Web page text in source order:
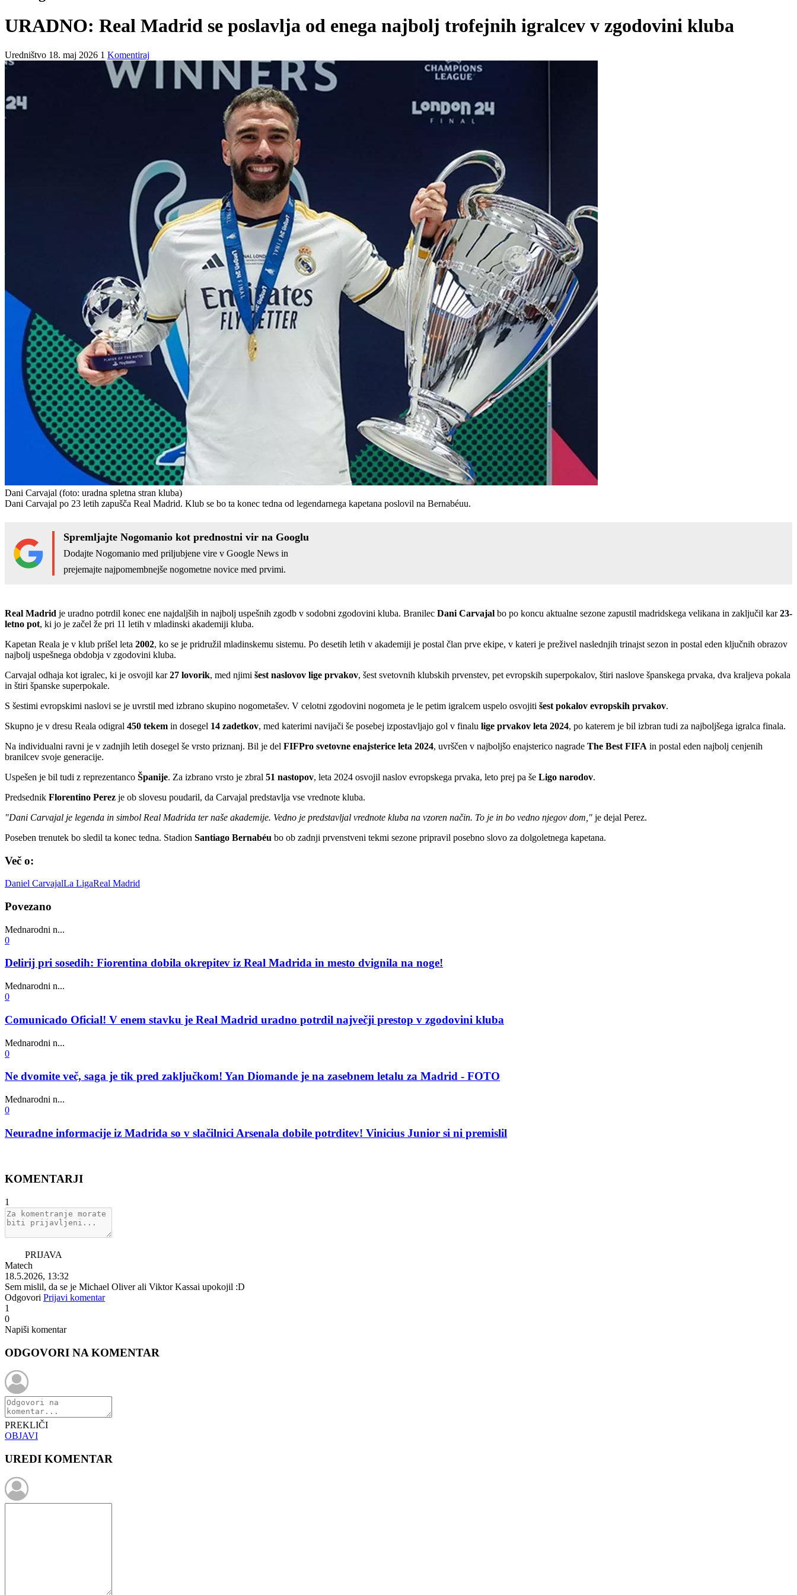
URADNO: Real Madrid se poslavlja od enega najbolj trofejnih igralcev v zgodovini kluba
Uredništvo 18. maj 2026 1 Komentiraj
Dani Carvajal (foto: uradna spletna stran kluba)
Dani Carvajal po 23 letih zapušča Real Madrid. Klub se bo ta konec tedna od legendarnega kapetana poslovil na Bernabéuu.
Spremljajte Nogomanio kot prednostni vir na Googlu
Dodajte Nogomanio med priljubjene vire v Google News in
prejemajte najpomembnejše nogometne novice med prvimi.
Real Madrid je uradno potrdil konec ene najdaljših in najbolj uspešnih zgodb v sodobni zgodovini kluba. Branilec Dani Carvajal bo po koncu aktualne sezone zapustil madridskega velikana in zaključil kar23-
letno pot, ki jo je začel že pri 11 letih v mladinski akademiji kluba.
Kapetan Reala je v klub prišel leta 2002, ko se je pridružil mladinskemu sistemu. Po desetih letih v akademiji je postal član prve ekipe, v kateri je preživel naslednjih trinajst sezon in postal eden ključnih obrazov
najbolj uspešnega obdobja v zgodovini kluba.
Carvajal odhaja kot igralec, ki je osvojil kar27 lovorik, med njimi šest naslovov lige prvakov, šest svetovnih klubskih prvenstev, pet evropskih superpokalov, štiri naslove španskega prvaka, dva kraljeva pokala
in štiri španske superpokale.
S šestimi evropskimi naslovi se je uvrstil med izbrano skupino nogometašev. V celotni zgodovini nogometa je le petim igralcem uspelo osvojiti šest pokalov evropskih prvakov.
Skupno je v dresu Reala odigral 450 tekem in dosegel 14 zadetkov, med katerimi navijači še posebej izpostavljajo gol v finalu lige prvakov leta 2024, po katerem je bil izbran tudi za najboljšega igralca finala.
Na individualni ravni je v zadnjih letih dosegel še vrsto priznanj. Bil je del FIFPro svetovne enajsterice leta 2024, uvrščen v najboljšo enajsterico nagrade The Best FIFA in postal eden najbolj cenjenih
branilcev svoje generacije.
Uspešen je bil tudi z reprezentanco Španije. Za izbrano vrsto je zbral 51 nastopov, leta 2024 osvojil naslov evropskega prvaka, leto prej pa še Ligo narodov.
Predsednik Florentino Perez je ob slovesu poudaril, da Carvajal predstavlja vse vrednote kluba.
"Dani Carvajal je legenda in simbol Real Madrida ter naše akademije. Vedno je predstavljal vrednote kluba na vzoren način. To je in bo vedno njegov dom," je dejal Perez.
Poseben trenutek bo sledil ta konec tedna. Stadion Santiago Bernabéu bo ob zadnji prvenstveni tekmi sezone pripravil posebno slovo za dolgoletnega kapetana.
Več o:
Daniel CarvajalLa LigaReal Madrid
Povezano
Mednarodni n...
0
Delirij pri sosedih: Fiorentina dobila okrepitev iz Real Madrida in mesto dvignila na noge!
Mednarodni n...
0
Comunicado Oficial! V enem stavku je Real Madrid uradno potrdil največji prestop v zgodovini kluba
Mednarodni n...
0
Ne dvomite več, saga je tik pred zaključkom! Yan Diomande je na zasebnem letalu za Madrid - FOTO
Mednarodni n...
0
Neuradne informacije iz Madrida so v slačilnici Arsenala dobile potrditev! Vinicius Junior si ni premislil
KOMENTARJI
1
PRIJAVA
Matech
18.5.2026, 13:32
Sem mislil, da se je Michael Oliver ali Viktor Kassai upokojil :D
Odgovori Prijavi komentar
1
0
Napiši komentar
ODGOVORI NA KOMENTAR
PREKLIČI
OBJAVI
UREDI KOMENTAR